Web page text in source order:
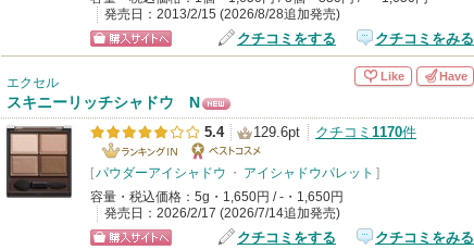
れ
て
す
発売日：2013/2/15 (2026/8/28追加発売)
ショッピン
クチコミをする クチコミをみる
エクセル
スキニーリッチシャドウ N
NE
W
Like Have
5.4 129.6pt クチコミ 1170件
ランキング
IN
ベストコス
メ
[パウダーアイシャドウ ・ アイシャドウパレット ]
容量・税込価格：5g・1,650円 / -・1,650円
発売日：2026/2/17 (2026/7/14追加発売)
クチコミをする クチコミをみる